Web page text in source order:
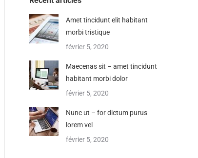
Amet tincidunt elit habitant
morbi tristique
février 5, 2020
Maecenas sit – amet tincidunt
habitant morbi dolor
février 5, 2020
Nunc ut – for dictum purus
lorem vel
février 5, 2020